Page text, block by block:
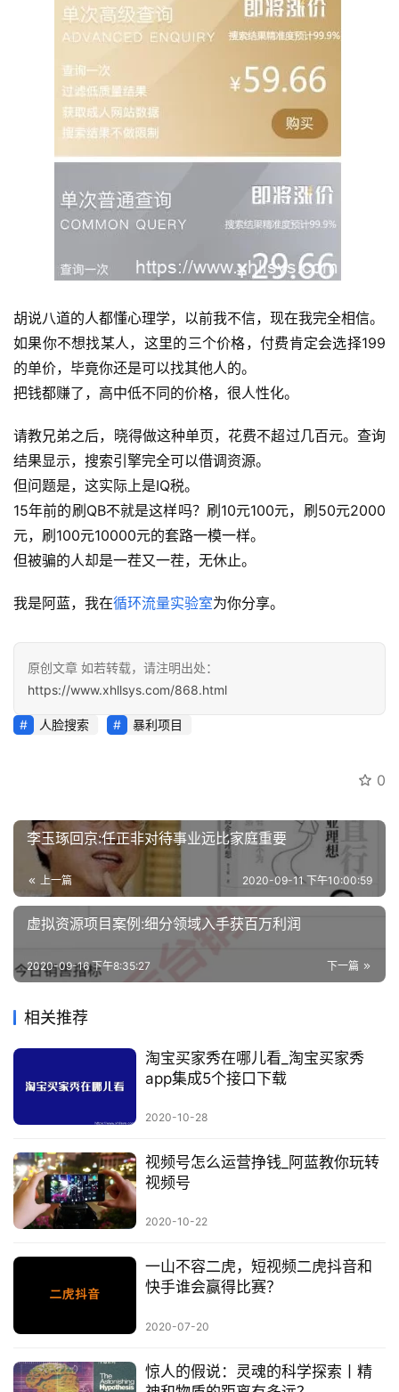
胡说八道的人都懂心理学，以前我不信，现在我完全相信。
如果你不想找某人，这里的三个价格，付费肯定会选择199
的单价，毕竟你还是可以找其他人的。
把钱都赚了，高中低不同的价格，很人性化。
请教兄弟之后，晓得做这种单页，花费不超过几百元。查询
结果显示，搜索引擎完全可以借调资源。
但问题是，这实际上是IQ税。
15年前的刷QB不就是这样吗？刷10元100元，刷50元2000
元，刷100元10000元的套路一模一样。
但被骗的人却是一茬又一茬，无休止。
我是阿蓝，我在循环流量实验室为你分享。
原创文章 如若转载，请注明出处：
https://www.xhllsys.com/868.html
人脸搜索 暴利项目
0
李玉琢回京:任正非对待事业远比家庭重要
上一篇 2020-09-11 下午10:00:59
虚拟资源项目案例:细分领域入手获百万利润
下一篇
2020-09-16 下午8:35:27
相关推荐
淘宝买家秀在哪儿看_淘宝买家秀
app集成5个接口下载
2020-10-28
视频号怎么运营挣钱_阿蓝教你玩转
视频号
2020-10-22
一山不容二虎，短视频二虎抖音和
快手谁会赢得比赛？
2020-07-20
惊人的假说：灵魂的科学探索丨精